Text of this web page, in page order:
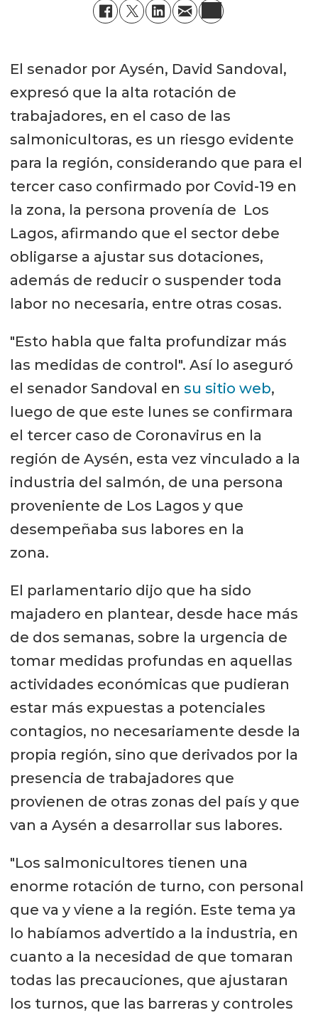
El senador por Aysén, David Sandoval,
expresó que la alta rotación de
trabajadores, en el caso de las
salmonicultoras, es un riesgo evidente
para la región, considerando que para el
tercer caso confirmado por Covid-19 en
la zona, la persona provenía de Los
Lagos, afirmando que el sector debe
obligarse a ajustar sus dotaciones,
además de reducir o suspender toda
labor no necesaria, entre otras cosas.
"Esto habla que falta profundizar más
las medidas de control". Así lo aseguró
el senador Sandoval en su sitio web,
luego de que este lunes se confirmara
el tercer caso de Coronavirus en la
región de Aysén, esta vez vinculado a la
industria del salmón, de una persona
proveniente de Los Lagos y que
desempeñaba sus labores en la
zona.
El parlamentario dijo que ha sido
majadero en plantear, desde hace más
de dos semanas, sobre la urgencia de
tomar medidas profundas en aquellas
actividades económicas que pudieran
estar más expuestas a potenciales
contagios, no necesariamente desde la
propia región, sino que derivados por la
presencia de trabajadores que
provienen de otras zonas del país y que
van a Aysén a desarrollar sus labores.
"Los salmonicultores tienen una
enorme rotación de turno, con personal
que va y viene a la región. Este tema ya
lo habíamos advertido a la industria, en
cuanto a la necesidad de que tomaran
todas las precauciones, que ajustaran
los turnos, que las barreras y controles